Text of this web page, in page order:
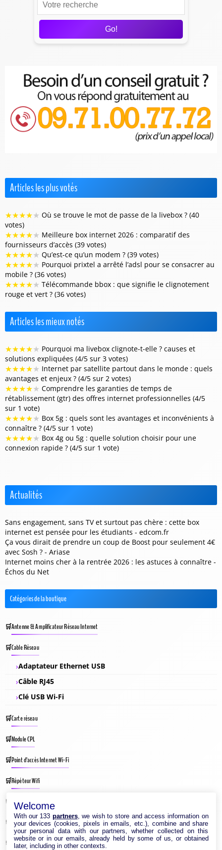
Go!
Articles les plus votés
★★★★★ Où se trouve le mot de passe de la livebox ? (40
votes)
★★★★★ Meilleure box internet 2026 : comparatif des
fournisseurs d’accès (39 votes)
★★★★★ Qu’est-ce qu’un modem ? (39 votes)
★★★★★ Pourquoi prixtel a arrêté l’adsl pour se consacrer au
mobile ? (36 votes)
★★★★★ Télécommande bbox : que signifie le clignotement
rouge et vert ? (36 votes)
Articles les mieux notés
★★★★★ Pourquoi ma livebox clignote-t-elle ? causes et
solutions expliquées (4/5 sur 3 votes)
★★★★★ Internet par satellite partout dans le monde : quels
avantages et enjeux ? (4/5 sur 2 votes)
★★★★★ Comprendre les garanties de temps de
rétablissement (gtr) des offres internet professionnelles (4/5
sur 1 vote)
★★★★★ Box 5g : quels sont les avantages et inconvénients à
connaître ? (4/5 sur 1 vote)
★★★★★ Box 4g ou 5g : quelle solution choisir pour une
connexion rapide ? (4/5 sur 1 vote)
Actualités
Sans engagement, sans TV et surtout pas chère : cette box
internet est pensée pour les étudiants - edcom.fr
Ça vous dirait de prendre un coup de Boost pour seulement 4€
avec Sosh ? - Ariase
Internet moins cher à la rentrée 2026 : les astuces à connaître -
Échos du Net
Catégories de la boutique
Antenne & Amplificateur Réseau Internet
Cable Réseau
Adaptateur Ethernet USB
Câble RJ45
Clé USB Wi-Fi
Carte réseau
Module CPL
Point d’accès Internet Wi-Fi
Répéteur Wifi
Routeur Internet
Switches & Hubs Réseau
Système WIFI Mesh
Welcome
With our 133 partners, we wish to store and access information on
your devices (cookies, pixels in emails, etc.), combine and share
your personal data with our partners, whether collected on this
website or in our emails, already held by some of us, or obtained
later, including in other contexts.